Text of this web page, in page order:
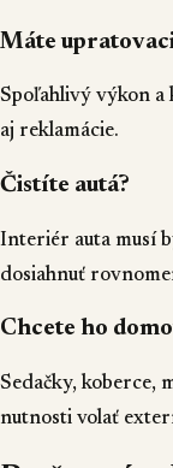
Máte
Spoľahlivý výkon a
aj reklamácie.
Čistíte autá?
Interiér auta musí
dosiahnuť
Chcete ho
Sedačky, koberce,
nutnosti volať